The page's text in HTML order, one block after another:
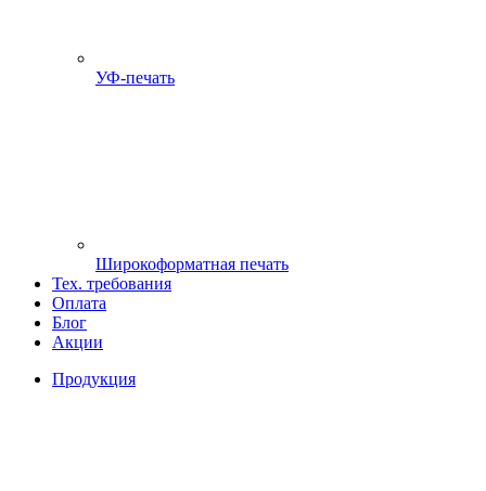
УФ-печать
Широкоформатная печать
Тех. требования
Оплата
Блог
Акции
Продукция